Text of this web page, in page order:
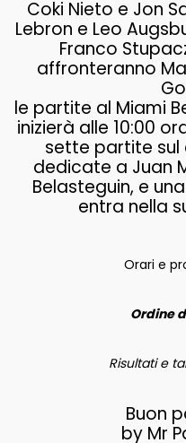
Coki Nieto e Jon
Lebron e Leo
Franco
affronteranno
le partite al Miami
inizierà alle 10:00
sette partite sul
dedicate a Juan
Belasteguin, e
entra nella
Orari e
Ordine
Risultati e
Buon
by Mr